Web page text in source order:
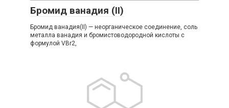
Бромид ванадия (II)
Бромид ванадия(II) — неорганическое соединение, соль
металла ванадия и бромистоводородной кислоты с
формулой VBr2,